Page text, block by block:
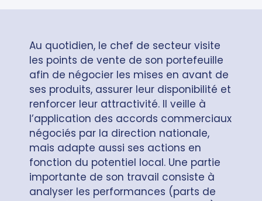
Au quotidien, le chef de secteur visite
les points de vente de son portefeuille
afin de négocier les mises en avant de
ses produits, assurer leur disponibilité et
renforcer leur attractivité. Il veille à
l’application des accords commerciaux
négociés par la direction nationale,
mais adapte aussi ses actions en
fonction du potentiel local. Une partie
importante de son travail consiste à
analyser les performances (parts de